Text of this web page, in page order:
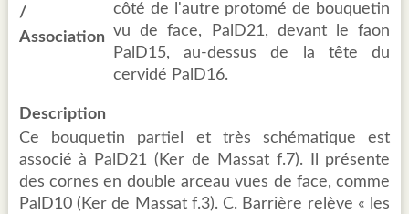
/
Association
côté de l'autre protomé de bouquetin
vu de face, PalD21, devant le faon
PalD15, au-dessus de la tête du
cervidé PalD16.
Description
Ce bouquetin partiel et très schématique est
associé à PalD21 (Ker de Massat f.7). Il présente
des cornes en double arceau vues de face, comme
PalD10 (Ker de Massat f.3). C. Barrière relève « les